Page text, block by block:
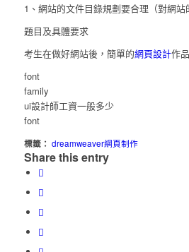
1、網站的文件目錄規劃要合理（對網站
題目及具體要求
考生在做好網站後，簡單的網頁設計作
font
family
ui設計師工資一般多少
font
標籤： dreamweaver網頁制作
Share this entry